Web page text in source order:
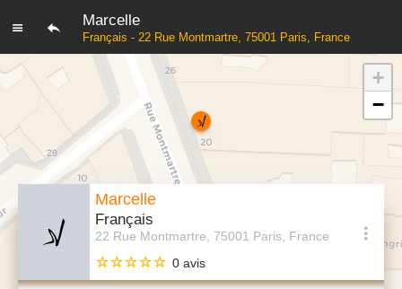
Marcelle
Français - 22 Rue Montmartre, 75001 Paris, France
Marcelle
Français
22 Rue Montmartre, 75001 Paris, France
0 avis
+
−